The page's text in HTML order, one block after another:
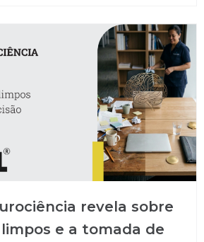
revela sobre
e a tomada de